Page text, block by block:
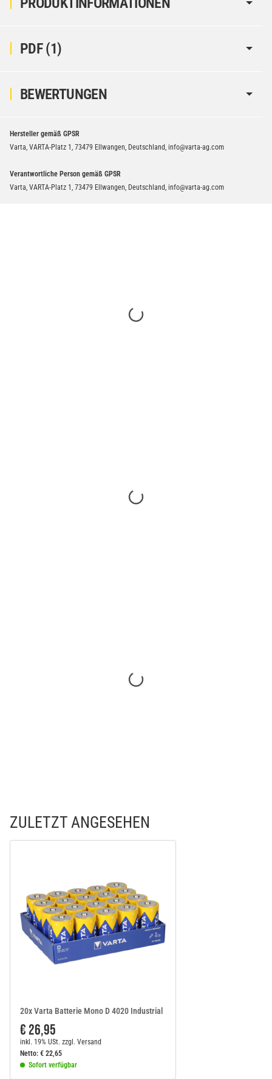
PDF (1)
BEWERTUNGEN
Hersteller gemäß GPSR
Varta, VARTA-Platz 1, 73479 Ellwangen, Deutschland, info@varta-ag.com
Verantwortliche Person gemäß GPSR
Varta, VARTA-Platz 1, 73479 Ellwangen, Deutschland, info@varta-ag.com
ZULETZT ANGESEHEN
20x Varta Batterie Mono D 4020 Industrial
€ 26,95
inkl. 19% USt. zzgl. Versand
Netto: € 22,65
Sofort verfügbar